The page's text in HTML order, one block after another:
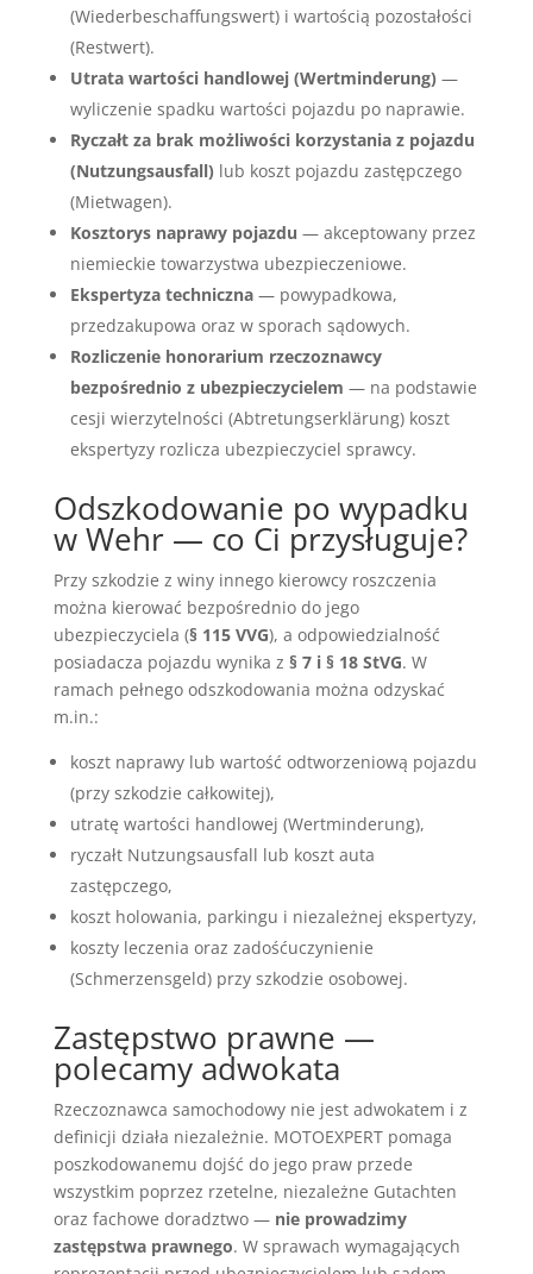
(Wiederbeschaffungswert) i wartością pozostałości
(Restwert).
Utrata wartości handlowej (Wertminderung) —
wyliczenie spadku wartości pojazdu po naprawie.
Ryczałt za brak możliwości korzystania z pojazdu
(Nutzungsausfall) lub koszt pojazdu zastępczego
(Mietwagen).
Kosztorys naprawy pojazdu — akceptowany przez
niemieckie towarzystwa ubezpieczeniowe.
Ekspertyza techniczna— powypadkowa,
przedzakupowa oraz w sporach sądowych.
Rozliczenie honorarium rzeczoznawcy
bezpośrednio z ubezpieczycielem — na podstawie
cesji wierzytelności (Abtretungserklärung) koszt
ekspertyzy rozlicza ubezpieczyciel sprawcy.
Odszkodowanie po wypadku
w Wehr — co Ci przysługuje?
Przy szkodzie z winy innego kierowcy roszczenia
można kierować bezpośrednio do jego
ubezpieczyciela (§ 115 VVG), a odpowiedzialność
posiadacza pojazdu wynika z § 7 i § 18 StVG. W
ramach pełnego odszkodowania można odzyskać
m.in.:
koszt naprawy lub wartość odtworzeniową pojazdu
(przy szkodzie całkowitej),
utratę wartości handlowej (Wertminderung),
ryczałt Nutzungsausfall lub koszt auta
zastępczego,
koszt holowania, parkingu i niezależnej ekspertyzy,
koszty leczenia oraz zadośćuczynienie
(Schmerzensgeld) przy szkodzie osobowej.
Zastępstwo prawne —
polecamy adwokata
Rzeczoznawca samochodowy nie jest adwokatem i z
definicji działa niezależnie. MOTOEXPERT pomaga
poszkodowanemu dojść do jego praw przede
wszystkim poprzez rzetelne, niezależne Gutachten
oraz fachowe doradztwo — nie prowadzimy
zastępstwa prawnego. W sprawach wymagających